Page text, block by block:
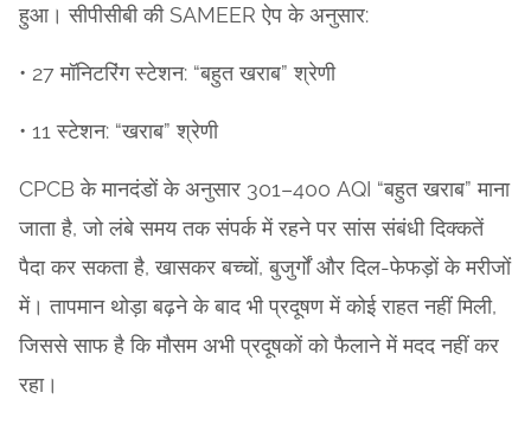
हुआ। सीपीसीबी की SAMEER ऐप के अनुसार:
• 27 मॉनिटरिंग स्टेशन: “बहुत खराब” श्रेणी
• 11 स्टेशन: “खराब” श्रेणी
CPCB के मानदंडों के अनुसार 301–400 AQI “बहुत खराब” माना
जाता है, जो लंबे समय तक संपर्क में रहने पर सांस संबंधी दिक्कतें
पैदा कर सकता है, खासकर बच्चों, बुजुर्गों और दिल-फेफड़ों के मरीजों
में। तापमान थोड़ा बढ़ने के बाद भी प्रदूषण में कोई राहत नहीं मिली,
जिससे साफ है कि मौसम अभी प्रदूषकों को फैलाने में मदद नहीं कर
रहा।